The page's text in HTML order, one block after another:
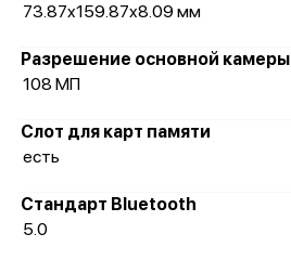
73.87x159.87x8.09 мм
Разрешение основной камеры
108 МП
Слот для карт памяти
есть
Стандарт Bluetooth
5.0